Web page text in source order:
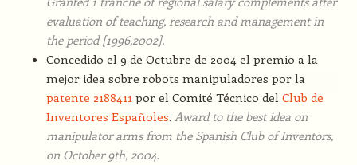
evaluation of teaching, research and management in
the period [1996,2002].
Concedido el 9 de Octubre de 2004 el premio a la
mejor idea sobre robots manipuladores por la
patente 2188411por el Comité Técnico del Club de
Inventores Españoles. Award to the best idea on
manipulator arms from the Spanish Club of Inventors,
on October 9th, 2004.